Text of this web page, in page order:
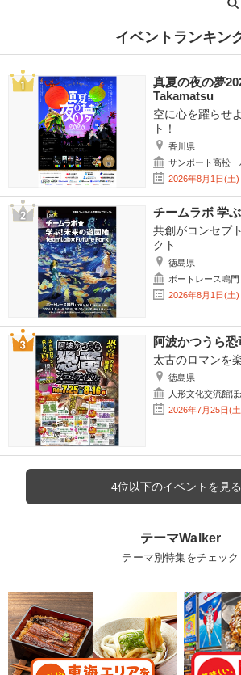
イベントランキン
真夏の夜の夢
Takamatsu
空に心を躍らせ
ト！
香川県
サンポート高松
2026年8月1日(土
チームラボ 学
共創がコンセプ
クト
徳島県
ボートレース鳴門
2026年8月1日(土
阿波かつうら
太古のロマンを
徳島県
人形文化交流館ほ
2026年7月25日(
4位以下のイベントを見る
テーマWalker
テーマ別特集をチェック